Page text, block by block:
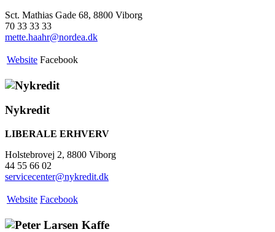
Sct. Mathias Gade 68, 8800 Viborg
70 33 33 33
mette.haahr@nordea.dk
Website Facebook
Nykredit
LIBERALE ERHVERV
Holstebrovej 2, 8800 Viborg
44 55 66 02
servicecenter@nykredit.dk
Website Facebook